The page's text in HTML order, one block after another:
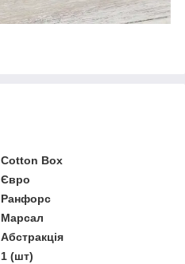
Cotton Box
Євро
Ранфорс
Марсал
Абстракція
1 (шт)